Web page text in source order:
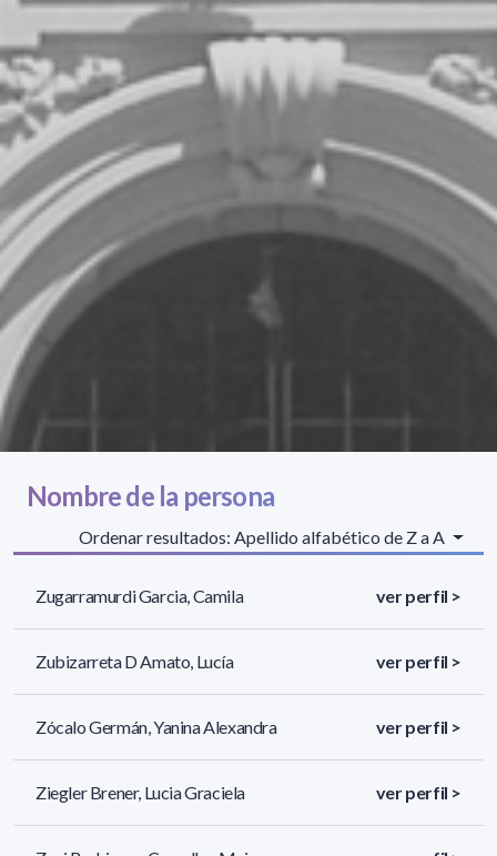
Nombre de la persona
Ordenar resultados: Apellido alfabético de Z a A
Zugarramurdi Garcia, Camila ver perfil >
Zubizarreta D Amato, Lucía ver perfil >
Zócalo Germán, Yanina Alexandra ver perfil >
Ziegler Brener, Lucia Graciela ver perfil >